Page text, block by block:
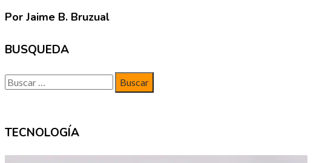
Por Jaime B. Bruzual
BUSQUEDA
Buscar:
TECNOLOGÍA